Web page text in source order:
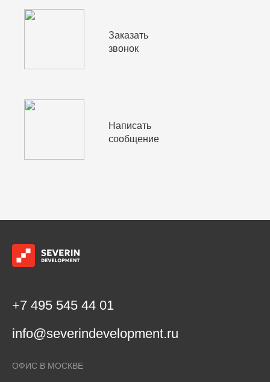
Заказать
звонок
Написать
сообщение
+7 495 545 44 01
info@severindevelopment.ru
ОФИС В МОСКВЕ